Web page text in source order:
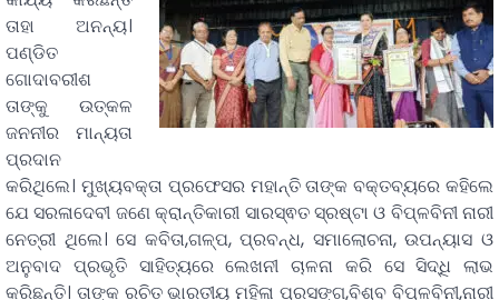
ତାହା ଅନନ୍ୟ।
ପଣ୍ଡିତ
ଗୋଦାବରୀଶ
ତାଙ୍କୁ ଉତ୍କଳ
ଜନନୀର ମାନ୍ୟତା
ପ୍ରଦାନ
କରିଥିଲେ। ମୁଖ୍ୟବକ୍ତା ପ୍ରଫେସର ମହାନ୍ତି ତାଙ୍କ ବକ୍ତବ୍ୟରେ କହିଲେ
ଯେ ସରଳାଦେବୀ ଜଣେ କ୍ରାନ୍ତିକାରୀ ସାରସ୍ଵତ ସ୍ରଷ୍ଟା ଓ ବିପ୍ଳବିନୀ ନାରୀ
ନେତ୍ରୀ ଥିଲେ। ସେ କବିତା,ଗଳ୍ପ, ପ୍ରବନ୍ଧ, ସମାଲୋଚନା, ଉପନ୍ୟାସ ଓ
ଅନୁବାଦ ପ୍ରଭୃତି ସାହିତ୍ୟରେ ଲେଖନୀ ଚାଳନା କରି ସେ ସିଦ୍ଧି ଲାଭ
କରିଛନ୍ତି। ତାଙ୍କ ରଚିତ ଭାରତୀୟ ମହିଳା ପ୍ରସଙ୍ଗ,ବିଶ୍ବ ବିପ୍ଳବିନୀ,ନାରୀ